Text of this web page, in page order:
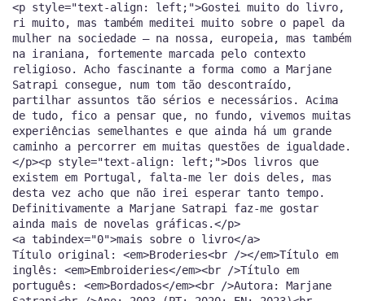
<p style="text-align: left;">Gostei muito do livro,
ri muito, mas também meditei muito sobre o papel da
mulher na sociedade — na nossa, europeia, mas também
na iraniana, fortemente marcada pelo contexto
religioso. Acho fascinante a forma como a Marjane
Satrapi consegue, num tom tão descontraído,
partilhar assuntos tão sérios e necessários. Acima
de tudo, fico a pensar que, no fundo, vivemos muitas
experiências semelhantes e que ainda há um grande
caminho a percorrer em muitas questões de igualdade.
</p><p style="text-align: left;">Dos livros que
existem em Portugal, falta-me ler dois deles, mas
desta vez acho que não irei esperar tanto tempo.
Definitivamente a Marjane Satrapi faz-me gostar
ainda mais de novelas gráficas.</p>
<a tabindex="0">mais sobre o livro</a>
Título original: <em>Broderies<br /></em>Título em
inglês: <em>Embroideries</em><br />Título em
português: <em>Bordados</em><br />Autora: Marjane